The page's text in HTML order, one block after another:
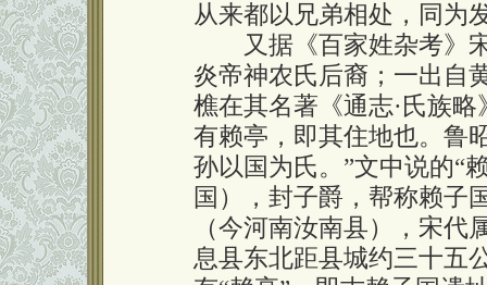
从来都以兄弟相处，同为
又据《百家姓杂考》宋
炎帝神农氏后裔；一出自
樵在其名著《通志·氏族
有赖亭，即其住地也。鲁
孙以国为氏。”文中说的“
国），封子爵，帮称赖子
（今河南汝南县），宋
息县东北距县城约三十五